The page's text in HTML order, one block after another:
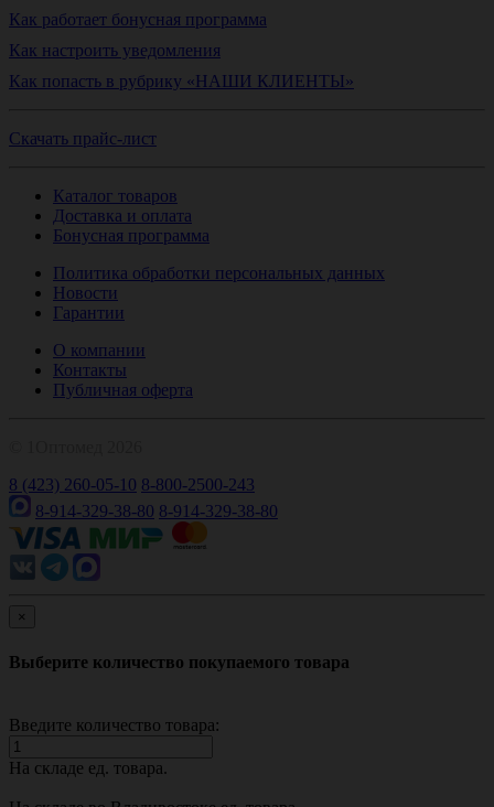
Как работает бонусная программа
Как настроить уведомления
Как попасть в рубрику «НАШИ КЛИЕНТЫ»
Скачать прайс-лист
Каталог товаров
Доставка и оплата
Бонусная программа
Политика обработки персональных данных
Новости
Гарантии
О компании
Контакты
Публичная оферта
8 (423) 260-05-10 8-800-2500-243
8-914-329-38-80 8-914-329-38-80
×
Выберите количество покупаемого товара
Введите количество товара:
На складе ед. товара.